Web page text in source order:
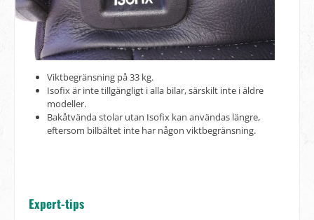
Viktbegränsning på 33 kg.
Isofix är inte tillgängligt i alla bilar, särskilt inte i äldre
modeller.
Bakåtvända stolar utan Isofix kan användas längre,
eftersom bilbältet inte har någon viktbegränsning.
Expert-tips